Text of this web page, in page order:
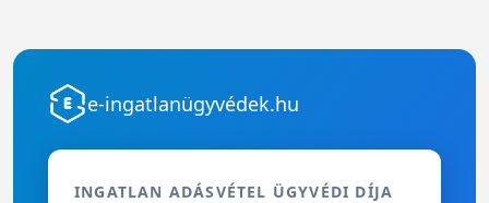
e-ingatlanügyvédek.hu
INGATLAN ADÁSVÉTEL ÜGYVÉDI DÍJA